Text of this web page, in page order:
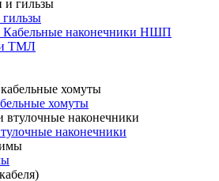
Кабельные наконечники НШП
ТМЛ
хомуты
наконечники